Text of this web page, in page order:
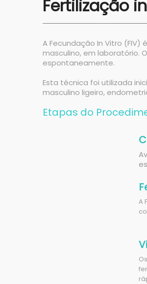
Fertilização
A Fecundação In Vitro
masculino, em laboratório.
espontaneamente.
Esta técnica foi utilizada
masculino ligeiro,
Etapas do
A